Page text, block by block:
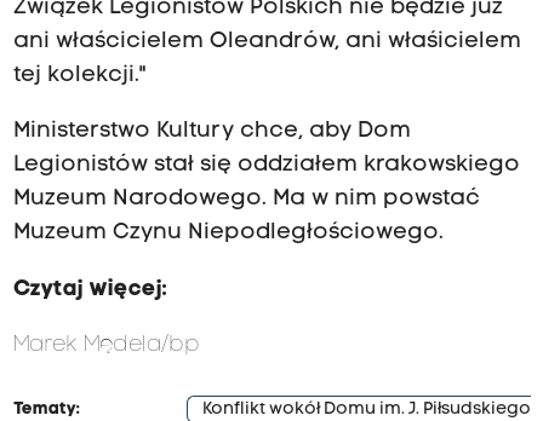
Związek Legionistów Polskich nie będzie juz
ani właścicielem Oleandrów, ani właśicielem
tej kolekcji."
Ministerstwo Kultury chce, aby Dom
Legionistów stał się oddziałem krakowskiego
Muzeum Narodowego. Ma w nim powstać
Muzeum Czynu Niepodległościowego.
Czytaj więcej:
Marek Mędela/bp
Tematy:
Konflikt wokół Domu im. J. Piłsudskiego